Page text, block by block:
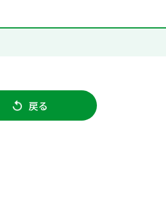
戻る